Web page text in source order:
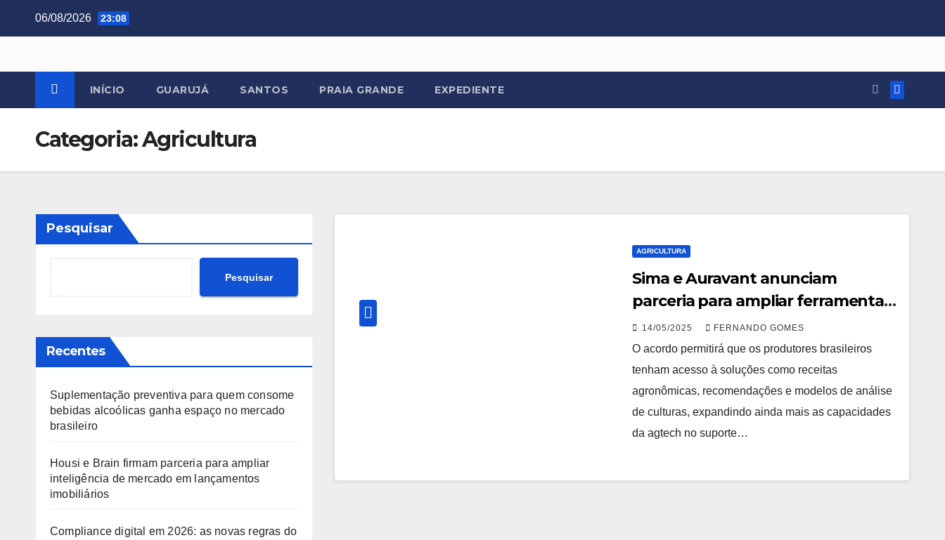
06/08/2026 23:08
INÍCIO GUARUJÁ SANTOS PRAIA GRANDE EXPEDIENTE
Categoria:Agricultura
Pesquisar
Pesquisar
Recentes
Suplementação preventiva para quem consome
bebidas alcoólicas ganha espaço no mercado
brasileiro
Housi e Brain firmam parceria para ampliar
inteligência de mercado em lançamentos
imobiliários
Compliance digital em 2026: as novas regras do
AGRICULTURA
Sima e Auravant anunciam
parceria para ampliar ferramentas
de agricultura de precisão
14/05/2025 FERNANDO GOMES
O acordo permitirá que os produtores brasileiros
tenham acesso à soluções como receitas
agronômicas, recomendações e modelos de análise
de culturas, expandindo ainda mais as capacidades
da agtech no suporte…